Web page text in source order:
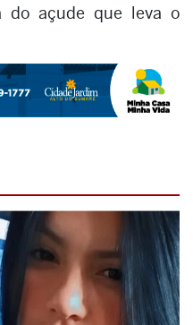
do açude que leva o